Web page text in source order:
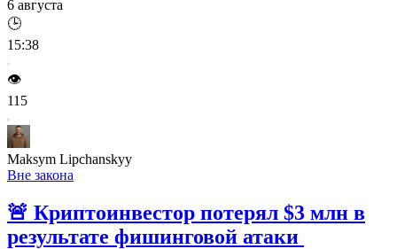
6 августа
🕒
15:38
👁️
115
Maksym Lipchanskyy
Вне закона
🚨 Криптоинвестор потерял $3 млн в
результате фишинговой атаки